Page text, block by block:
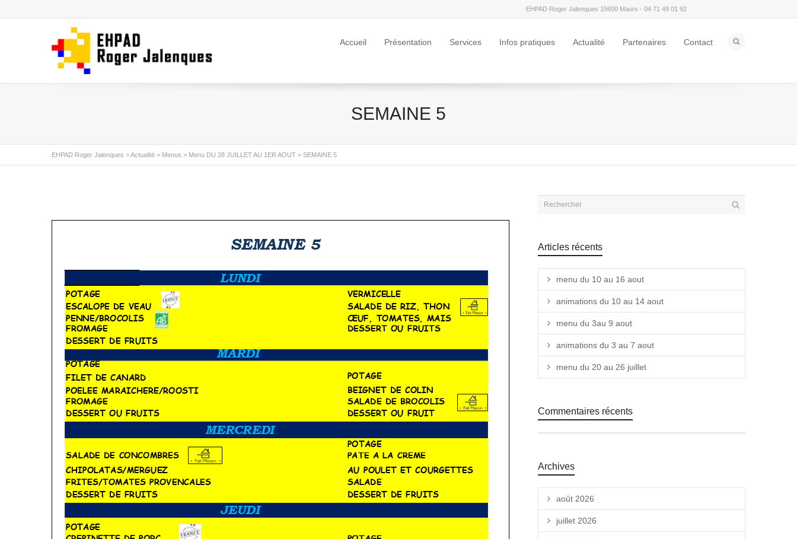
EHPAD Roger Jalenques 15600 Maurs - 04 71 49 01 92
Accueil Présentation Services Infos pratiques Actualité Partenaires Contact
SEMAINE 5
EHPAD Roger Jalenques >Actualité > Menus > Menu DU 28 JUILLET AU 1ER AOUT > SEMAINE 5
Articles récents
menu du 10 au 16 aout
animations du 10 au 14 aout
menu du 3au 9 aout
animations du 3 au 7 aout
menu du 20 au 26 juillet
Commentaires récents
Archives
août 2026
juillet 2026